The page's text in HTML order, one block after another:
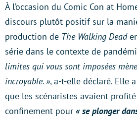
À l’occasion du Comic Con at
discours plutôt positif sur la
production de The Walking Dead
série dans le contexte de
limites qui vous sont imposées
incroyable. », a-t-elle déclaré. Elle
que les scénaristes avaient
confinement pour « se plonger